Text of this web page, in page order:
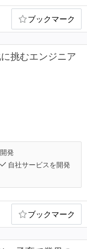
ブックマーク
挑むエンジニア
発
自社サービスを開発
ブックマーク